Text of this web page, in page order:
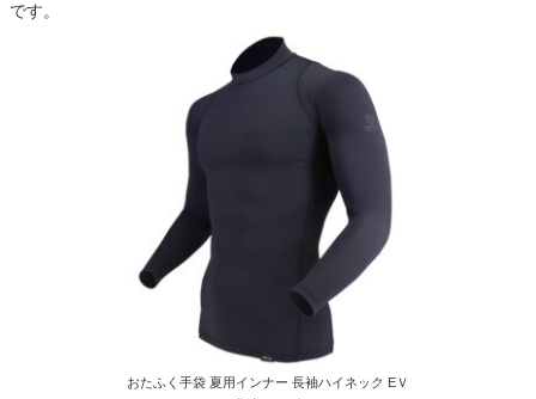
です。
おたふく手袋 夏用インナー 長袖ハイネック EＶ